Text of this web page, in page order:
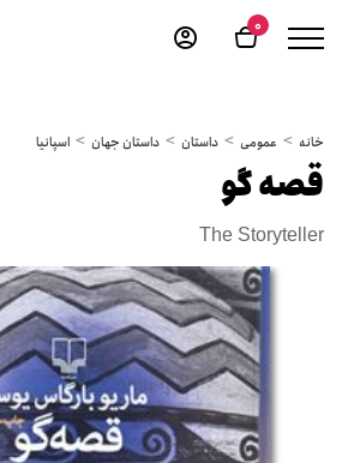
0
خانه عمومی داستان داستان جهان اسپانیا
قصه گو
The Storyteller